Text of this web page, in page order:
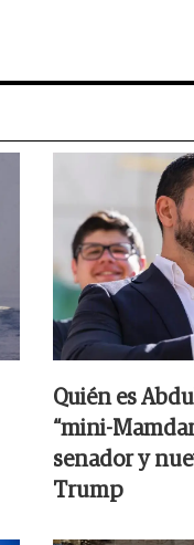
Quién es
“mini-
senador y
Trump